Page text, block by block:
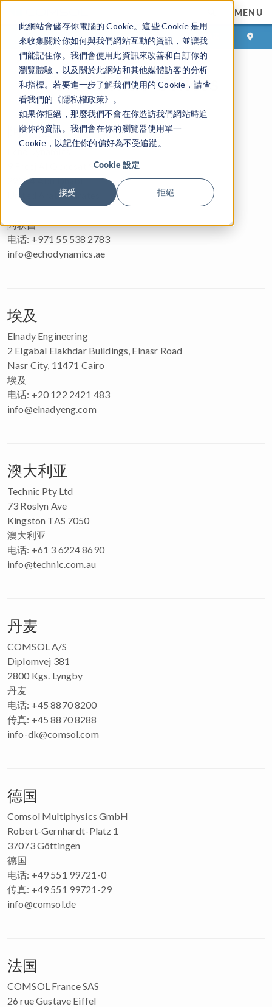
此網站會儲存你電腦的 Cookie。這些 Cookie 是用
來收集關於你如何與我們網站互動的資訊，並讓我
們能記住你。我們會使用此資訊來改善和自訂你的
瀏覽體驗，以及關於此網站和其他媒體訪客的分析
和指標。若要進一步了解我們使用的 Cookie，請查
看我們的《隱私權政策》。
如果你拒絕，那麼我們不會在你造訪我們網站時追
蹤你的資訊。我們會在你的瀏覽器使用單一
Cookie，以記住你的偏好為不受追蹤。
Cookie 設定
接受 拒絕
MENU
登录 咨询与购买
Worldwide Offices
阿联酋
EchoDynamics
9 Freej Al Qbeesat St., AlDanah,
22204 Abu Dhabi
United Arab Emirates
阿联酋
电话: +971 55 538 2783
info@echodynamics.ae
埃及
Elnady Engineering
2 Elgabal Elakhdar Buildings, Elnasr Road
Nasr City, 11471 Cairo
埃及
电话: +20 122 2421 483
info@elnadyeng.com
澳大利亚
Technic Pty Ltd
73 Roslyn Ave
Kingston TAS 7050
澳大利亚
电话: +61 3 6224 8690
info@technic.com.au
丹麦
COMSOL A/S
Diplomvej 381
2800 Kgs. Lyngby
丹麦
电话: +45 8870 8200
传真: +45 8870 8288
info-dk@comsol.com
德国
Comsol Multiphysics GmbH
Robert-Gernhardt-Platz 1
37073 Göttingen
德国
电话: +49 551 99721-0
传真: +49 551 99721-29
info@comsol.de
法国
COMSOL France SAS
26 rue Gustave Eiffel